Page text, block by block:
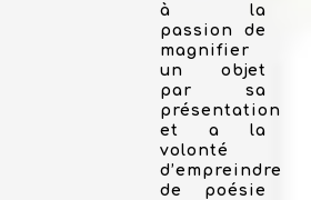
à la
passion de
magnifier
un objet
par sa
présentation
et a la
volonté
d’empreindre
de poésie